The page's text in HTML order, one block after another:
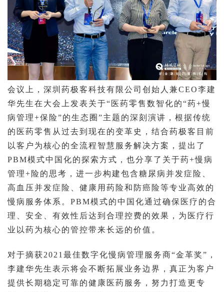
会议上，深圳药极客科技有限公司创始人兼CEO李建
华先生在大会上发表关于“ 医药零售数智化的“药+慢
病管理+保险”的生态圈 ”主题的深刻演讲，根据传统
的医药零售从过去到现在的变革史，结合药极客目前
以客户为核心的全流程智慧服务解决方案， 提出了
PBM模式中国化的探索方式 ，也分享了关于药+慢病
管理+ 险的思考， 进一步构建包含糖尿病并发症险、
高血压并发症险、健康用药险和防癌险等专业高效的
慢病服务体系 。 PBM模式的中国化通过确保医疗的合
理、安全、有效性后达到合理控费的效果，为医疗行
业以药为核心的管控带来长远的价值。
对于摘获2021最佳数字化慢病管理服务商“金革奖” ，
李建华先生表示将会不断拓展业务边界，真正为客户
提供长期稳定可靠的健康医药服务，努力打造更专